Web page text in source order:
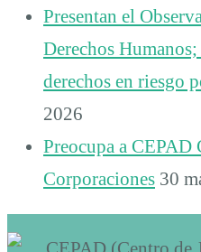
Presentan el
Derechos
derechos en riesgo
2026
Preocupa a CEPAD
Corporaciones 30